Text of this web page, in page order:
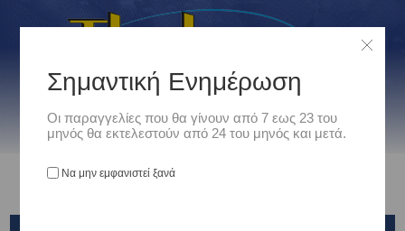
Σημαντική Ενημέρωση
Οι παραγγελίες που θα γίνουν από 7 εως 23 του
μηνός θα εκτελεστούν από 24 του μηνός και μετά.
Να μην εμφανιστεί ξανά